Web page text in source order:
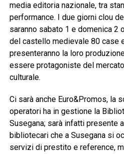
media editoria nazionale, tra
performance. I due giorni clou
saranno sabato 1 e domenica 2
del castello medievale 80 case
presenteranno la loro
essere protagoniste del
culturale.
Ci sarà anche Euro&Promos, la
operatori ha in gestione la
Susegana; sarà infatti presente
bibliotecari che a Susegana si
servizi di prestito e reference,